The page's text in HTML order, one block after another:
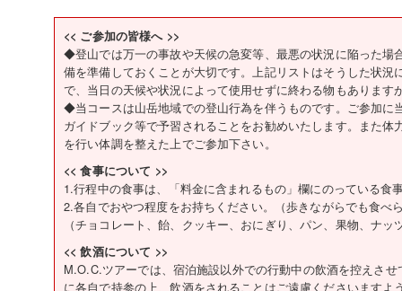
<< ご参加の皆様へ >>
◆登山では万一の事故や天候の急変等、最悪の状況に陥った場
備を準備しておくことが大切です。上記リストはそうした状況
で、当日の天候や状況によって使用せずに終わる物もあります
◆当コースは山岳地域での登山行為を伴うものです。ご参加に
ガイドブック等で予習されることをお勧めいたします。また
を行い体調を整えた上でご参加下さい。
<< 食事について >>
1.行程中の食事は、「料金に含まれるもの」欄にのっている食
2.各自でおやつ程度をお持ちください。（歩きながらでも食べ
（チョコレート、飴、クッキー、おにぎり、パン、果物、ナッ
<< 飲酒について >>
M.O.C.ツアーでは、宿泊施設以外での行動中の飲酒を控えさ
に各自で持参の上、飲酒をされることはご遠慮くださいますよ